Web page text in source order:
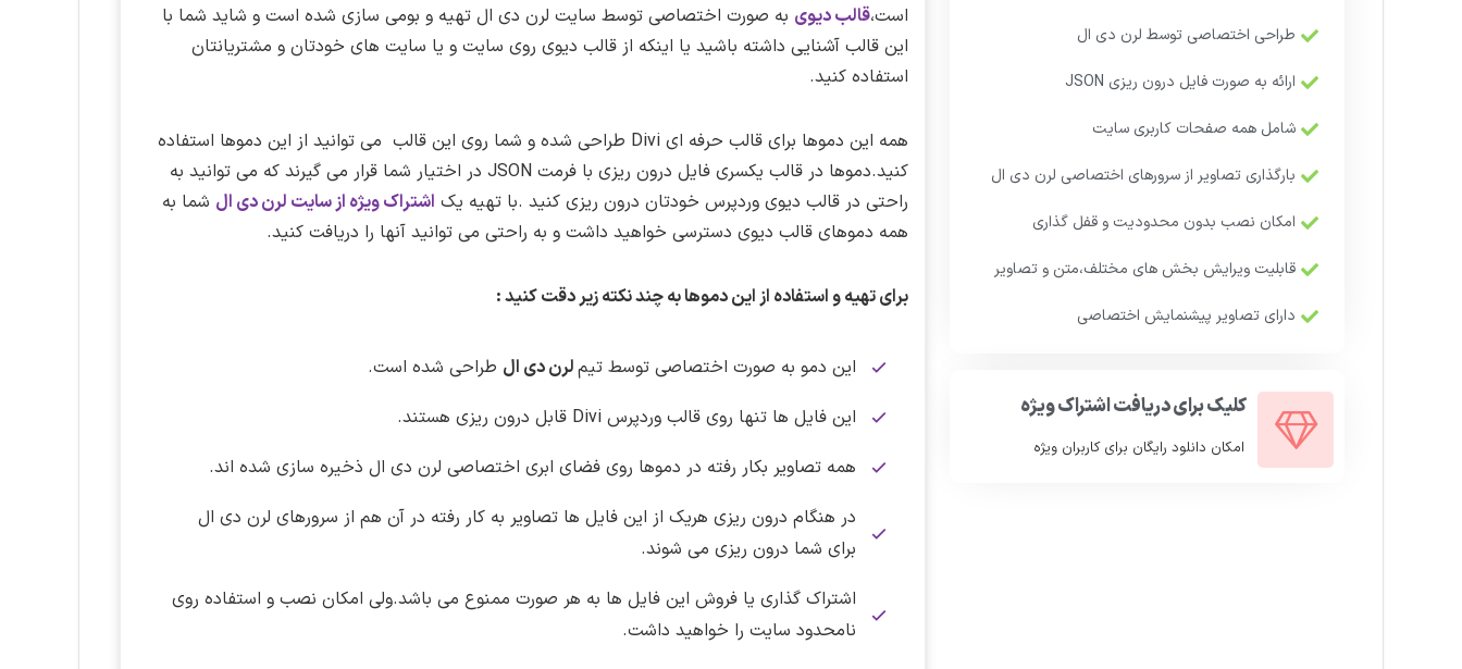
طراحی اختصاصی توسط لرن دی ال
ارائه به صورت فایل درون ریزی JSON
شامل همه صفحات کاربری سایت
بارگذاری تصاویر از سرورهای اختصاصی لرن دی ال
امکان نصب بدون محدودیت و قفل گذاری
قابلیت ویرایش بخش های مختلف،متن و تصاویر
دارای تصاویر پیشنمایش اختصاصی
کلیک برای دریافت اشتراک ویژه
امکان دانلود رایگان برای کاربران ویژه
است،قالب دیوی به صورت اختصاصی توسط سایت لرن دی ال تهیه و بومی سازی شده است و شاید شما با
این قالب آشنایی داشته باشید یا اینکه از قالب دیوی روی سایت و یا سایت های خودتان و مشتریانتان
استفاده کنید.
همه این دموها برای قالب حرفه ای Divi طراحی شده و شما روی این قالب می توانید از این دموها استفاده
کنید.دموها در قالب یکسری فایل درون ریزی با فرمت JSON در اختیار شما قرار می گیرند که می توانید به
راحتی در قالب دیوی وردپرس خودتان درون ریزی کنید .با تهیه یک اشتراک ویژه از سایت لرن دی ال شما به
همه دموهای قالب دیوی دسترسی خواهید داشت و به راحتی می توانید آنها را دریافت کنید.
برای تهیه و استفاده از این دموها به چند نکته زیر دقت کنید :
این دمو به صورت اختصاصی توسط تیملرن دی ال طراحی شده است.
این فایل ها تنها روی قالب وردپرس Divi قابل درون ریزی هستند.
همه تصاویر بکار رفته در دموها روی فضای ابری اختصاصی لرن دی ال ذخیره سازی شده اند.
در هنگام درون ریزی هریک از این فایل ها تصاویر به کار رفته در آن هم از سرورهای لرن دی ال
برای شما درون ریزی می شوند.
اشتراک گذاری یا فروش این فایل ها به هر صورت ممنوع می باشد.ولی امکان نصب و استفاده روی
نامحدود سایت را خواهید داشت.